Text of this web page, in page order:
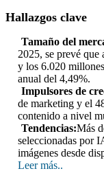
Hallazgos clave
Tamaño del
2025, se prevé
y los 6.020
anual del 4,49%.
Impulsores de
de marketing y el
contenido a nivel
Tendencias:Más
seleccionadas por
imágenes desde
Leer más..